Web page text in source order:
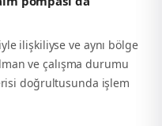
ilişkiliyse ve aynı bölge
ve çalışma durumu
doğrultusunda işlem